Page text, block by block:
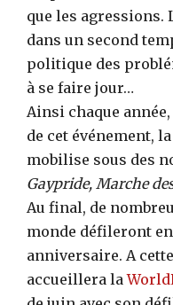
que les agressions.
dans un second
politique des
à se faire jour…
Ainsi chaque
de cet événement,
mobilise sous des
Gaypride, Marche
Au final, de
monde défileront
anniversaire. A
accueillera la